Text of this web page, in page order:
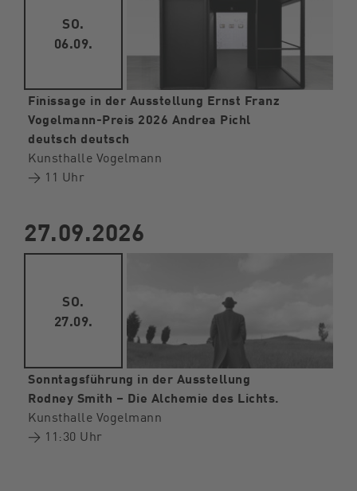
SO.
06.09.
Finissage in der Ausstellung Ernst Franz
Vogelmann-Preis 2026 Andrea Pichl
deutsch deutsch
Kunsthalle Vogelmann
→ 11 Uhr
27.09.2026
SO.
27.09.
Sonntagsführung in der Ausstellung
Rodney Smith – Die Alchemie des Lichts.
Kunsthalle Vogelmann
→ 11:30 Uhr